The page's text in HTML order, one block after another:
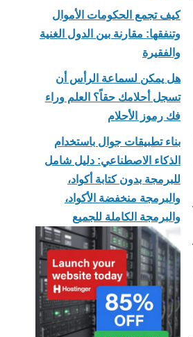
كيف تجمع الحكومات الأموال
وتنفقها: مقارنة بين الدول الغنية
والفقيرة
هل يمكن لسماعة الرأس أن
تسجل أحلامك حقاً؟ العلم وراء
فك رموز الأحلام
بناء تطبيقات جوال باستخدام
الذكاء الاصطناعي: دليل شامل
للبرمجة بدون كتابة أكواد،
والبرمجة منخفضة الأكواد،
والبرمجة الكاملة للجميع